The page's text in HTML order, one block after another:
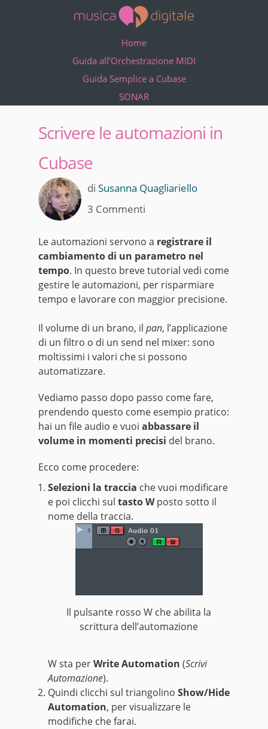
Home
Guida all’Orchestrazione MIDI
Guida Semplice a Cubase
SONAR
Scrivere le automazioni in
Cubase
di Susanna Quagliariello
3 Commenti
Le automazioni servono a registrare il
cambiamento di un parametro nel
tempo. In questo breve tutorial vedi come
gestire le automazioni, per risparmiare
tempo e lavorare con maggior precisione.
Il volume di un brano, il pan, l’applicazione
di un filtro o di un send nel mixer: sono
moltissimi i valori che si possono
automatizzare.
Vediamo passo dopo passo come fare,
prendendo questo come esempio pratico:
hai un file audio e vuoi abbassare il
volume in momenti precisi del brano.
Ecco come procedere:
Selezioni la traccia che vuoi modificare
e poi clicchi sul tasto Wposto sotto il
nome della traccia.
Il pulsante rosso W che abilita la
scrittura dell’automazione
W sta perWrite Automation (Scrivi
Automazione).
Quindi clicchi sul triangolino Show/Hide
Automation, per visualizzare le
modifiche che farai.